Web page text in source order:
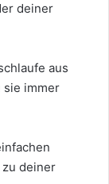
deiner
aus
sie immer
deiner